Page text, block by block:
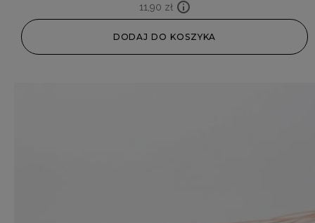
11,90 zł
DODAJ DO KOSZYKA